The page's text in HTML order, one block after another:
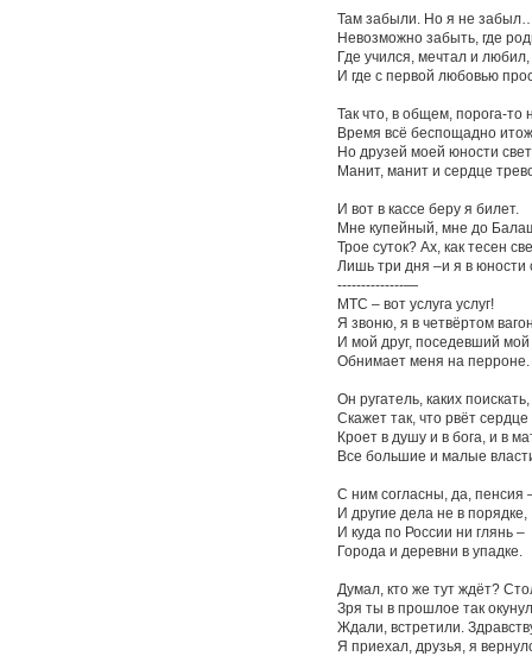
Там забыли. Но я не
Невозможно забыть, где
Где учился, мечтал и любил,
И где с первой любовью
Так что, в общем, порога-то
Время всё беспощадно
Но друзей моей юности свет
Манит, манит и сердце
И вот в кассе беру я билет.
Мне купейный, мне до
Трое суток? Ах, как тесен
Лишь три дня –и я в юности
--------------—
МТС – вот услуга услуг!
Я звоню, я в четвёртом
И мой друг, поседевший мой
Обнимает меня на перроне.
Он ругатель, каких поискать,
Скажет так, что рвёт сердце
Кроет в душу и в бога, и в
Все большие и малые
С ним согласны, да, пенсия
И другие дела не в порядке,
И куда по России ни глянь –
Города и деревни в упадке.
Думал, кто же тут ждёт?
Зря ты в прошлое так
Ждали, встретили.
Я приехал, друзья, я